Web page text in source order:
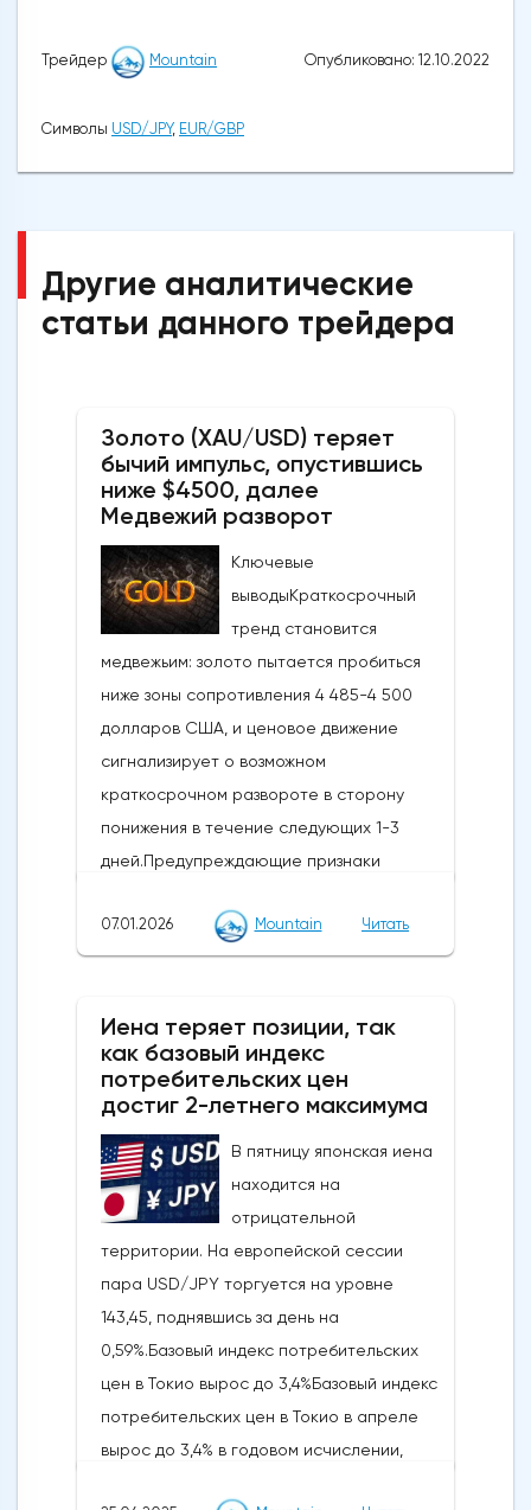
Трейдер Mountain Опубликовано: 12.10.2022
Символы USD/JPY, EUR/GBP
Другие аналитические
статьи данного трейдера
Золото (XAU/USD) теряет
бычий импульс, опустившись
ниже $4500, далее
Медвежий разворот
Ключевые
выводыКраткосрочный
тренд становится
медвежьим: золото пытается пробиться
ниже зоны сопротивления 4 485-4 500
долларов США, и ценовое движение
сигнализирует о возможном
краткосрочном развороте в сторону
понижения в течение следующих 1-3
дней.Предупреждающие признаки
достиг ключевого уровня коррекции
Фибоначчи и сопровождается медвежьей
это движение, скорее всего, является
отскоком от тренда, а не новым бычьим
импульсом.Ключевые уровни, на которые
430/4 403 долларов США откроет путь к
более глубокому откату к 4 333-4 309
долларам США и, возможно, к 4 267-4 243
долларам США, в то время как явный
прорыв выше 4 500 долларов США сведет
на нет медвежий
сценарий.Краткосрочный тренд (от 1 до 3
дней): разворот в сторону
пониженияСледите за ключевым
краткосрочным сопротивлением на
07.01.2026 Mountain Читать
Иена теряет позиции, так
как базовый индекс
потребительских цен
достиг 2-летнего максимума
В пятницу японская иена
находится на
отрицательной
территории. На европейской сессии
пара USD/JPY торгуется на уровне
143,45, поднявшись за день на
0,59%.Базовый индекс потребительских
цен в Токио вырос до 3,4%Базовый индекс
потребительских цен в Токио в апреле
вырос до 3,4% в годовом исчислении,